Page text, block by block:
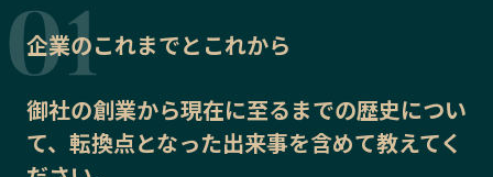
「人」から探す
記事ライター
お問い合わせ 会社概要
企業のこれまでとこれから
御社の創業から現在に至るまでの歴史につい
て、転換点となった出来事を含めて教えてく